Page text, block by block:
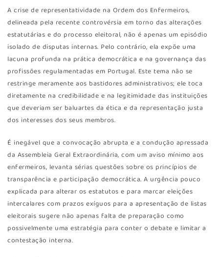
A crise de representatividade na Ordem dos Enfermeiros,
delineada pela recente controvérsia em torno das alterações
estatutárias e do processo eleitoral, não é apenas um episódio
isolado de disputas internas. Pelo contrário, ela expõe uma
lacuna profunda na prática democrática e na governança das
profissões regulamentadas em Portugal. Este tema não se
restringe meramente aos bastidores administrativos; ele toca
diretamente na credibilidade e na legitimidade das instituições
que deveriam ser baluartes da ética e da representação justa
dos interesses dos seus membros.
É inegável que a convocação abrupta e a condução apressada
da Assembleia Geral Extraordinária, com um aviso mínimo aos
enfermeiros, levanta sérias questões sobre os princípios de
transparência e participação democrática. A urgência pouco
explicada para alterar os estatutos e para marcar eleições
intercalares com prazos exíguos para a apresentação de listas
eleitorais sugere não apenas falta de preparação como
possivelmente uma estratégia para conter o debate e limitar a
contestação interna.